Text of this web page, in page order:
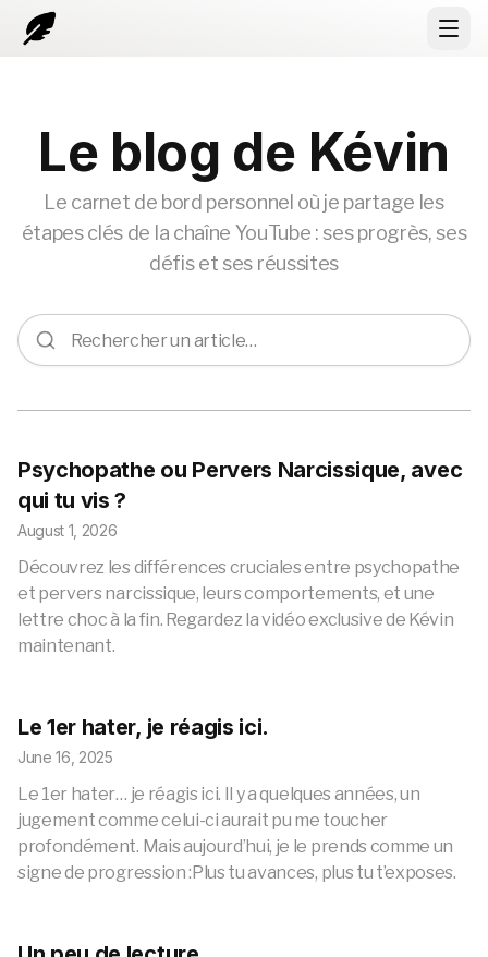
Le blog de Kévin
Le carnet de bord personnel où je partage les
étapes clés de la chaîne YouTube : ses progrès, ses
défis et ses réussites
Psychopathe ou Pervers Narcissique, avec
qui tu vis ?
August 1, 2026
Découvrez les différences cruciales entre psychopathe
et pervers narcissique, leurs comportements, et une
lettre choc à la fin. Regardez la vidéo exclusive de Kévin
maintenant.
Le 1er hater, je réagis ici.
June 16, 2025
Le 1er hater… je réagis ici. Il y a quelques années, un
jugement comme celui-ci aurait pu me toucher
profondément. Mais aujourd’hui, je le prends comme un
signe de progression :Plus tu avances, plus tu t’exposes.